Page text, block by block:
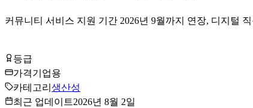
커뮤니티 서비스 지원 기간 2026년 9월까지 연장, 디지털
등급
가격기업용
카테고리 생산성
최근 업데이트2026년 8월 2일